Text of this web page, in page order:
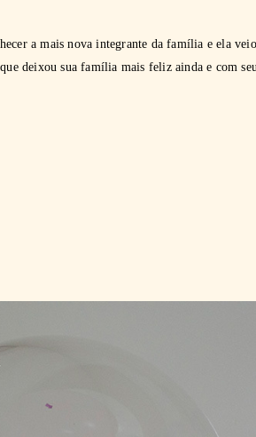
a mais nova integrante da família e ela
deixou sua família mais feliz ainda e com